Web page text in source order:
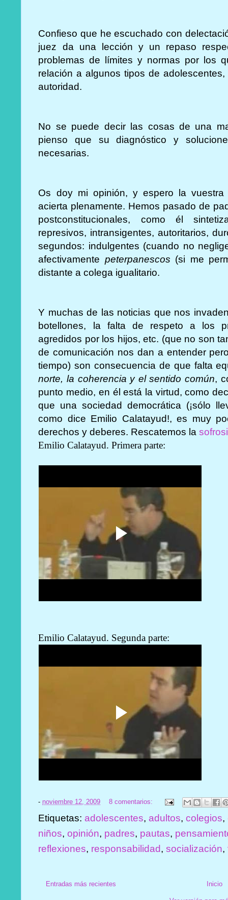
Confieso que he escuchado con
juez da una lección y un repaso
problemas de límites y normas por los
relación a algunos tipos de
autoridad.
No se puede decir las cosas de una
pienso que su diagnóstico y
necesarias.
Os doy mi opinión, y espero la
acierta plenamente. Hemos pasado de
postconstitucionales, como él
represivos, intransigentes, autoritarios,
segundos: indulgentes (cuando no
afectivamente peterpanescos (si me
distante a colega igualitario.
Y muchas de las noticias que nos
botellones, la falta de respeto a los
agredidos por los hijos, etc. (que no son
de comunicación nos dan a entender
tiempo) son consecuencia de que falta
norte, la coherencia y el sentido común,
punto medio, en él está la virtud, como
que una sociedad democrática (¡sólo
como dice Emilio Calatayud!, es muy
derechos y deberes. Rescatemos la
Emilio Calatayud. Primera parte:
Emilio Calatayud. Segunda parte:
- noviembre 12, 2009 8 comentarios:
Etiquetas:adolescentes,adultos,colegios,
niños,opinión, padres, pautas,
reflexiones, responsabilidad,socialización,
Entradas más recientes Inicio